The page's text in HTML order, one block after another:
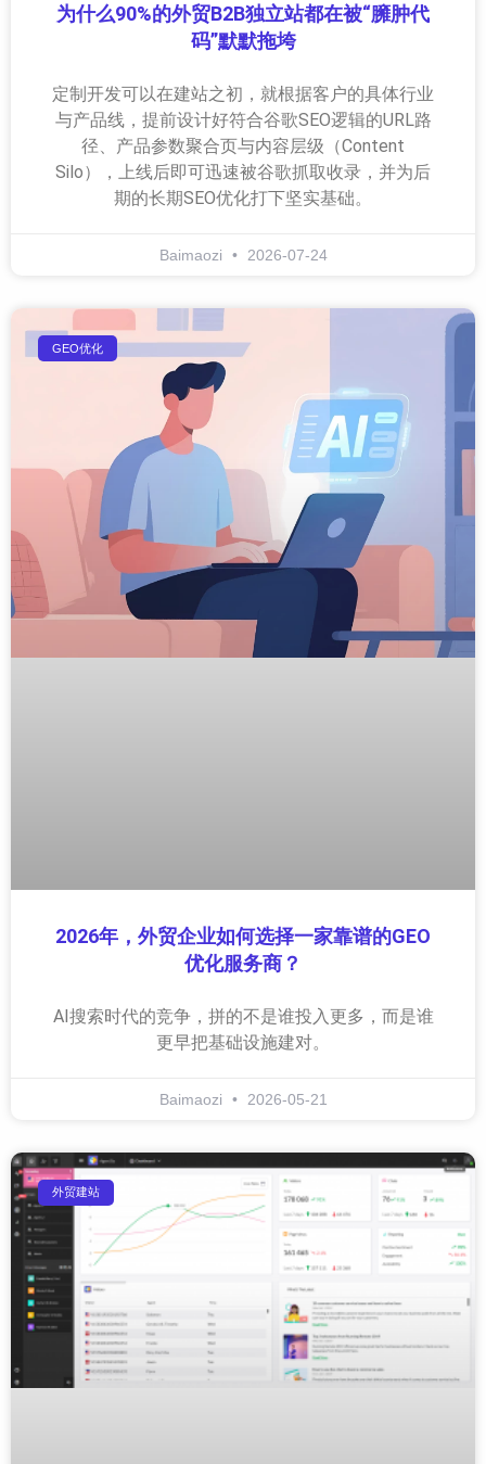
为什么90%的外贸B2B独立站都在被“臃肿代
码”默默拖垮
定制开发可以在建站之初，就根据客户的具体行业
与产品线，提前设计好符合谷歌SEO逻辑的URL路
径、产品参数聚合页与内容层级（Content
Silo），上线后即可迅速被谷歌抓取收录，并为后
期的长期SEO优化打下坚实基础。
Baimaozi 2026-07-24
GEO优化
2026年，外贸企业如何选择一家靠谱的GEO
优化服务商？
AI搜索时代的竞争，拼的不是谁投入更多，而是谁
更早把基础设施建对。
Baimaozi 2026-05-21
外贸建站